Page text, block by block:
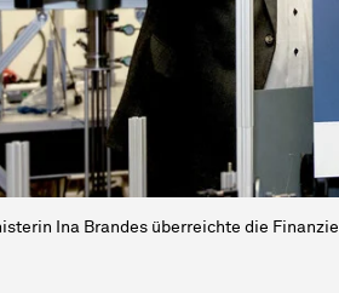
Ina Brandes überreichte die